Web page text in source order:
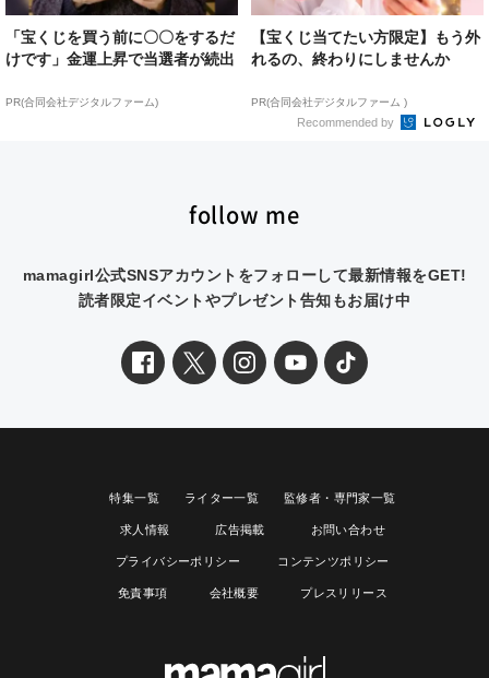
「宝くじを買う前に〇〇をするだ
けです」金運上昇で当選者が続出
PR(合同会社デジタルファーム)
【宝くじ当てたい方限定】もう外
れるの、終わりにしませんか
PR(合同会社デジタルファーム )
Recommended by
follow me
mamagirl公式SNSアカウントをフォローして最新情報をGET!
読者限定イベントやプレゼント告知もお届け中
特集一覧 ライター一覧 監修者・専門家一覧
求人情報 広告掲載 お問い合わせ
プライバシーポリシー コンテンツポリシー
免責事項 会社概要 プレスリリース